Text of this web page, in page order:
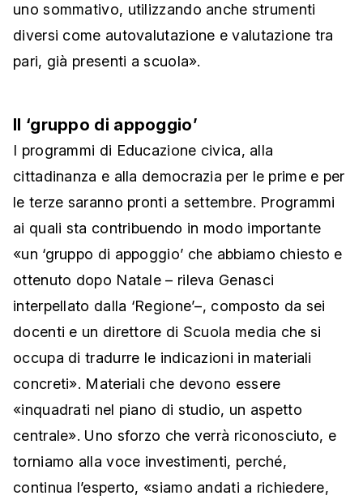
uno sommativo, utilizzando anche strumenti
diversi come autovalutazione e valutazione tra
pari, già presenti a scuola».
Il ‘gruppo di appoggio’
I programmi di Educazione civica, alla
cittadinanza e alla democrazia per le prime e per
le terze saranno pronti a settembre. Programmi
ai quali sta contribuendo in modo importante
«un ‘gruppo di appoggio’ che abbiamo chiesto e
ottenuto dopo Natale – rileva Genasci
interpellato dalla ‘Regione’–, composto da sei
docenti e un direttore di Scuola media che si
occupa di tradurre le indicazioni in materiali
concreti». Materiali che devono essere
«inquadrati nel piano di studio, un aspetto
centrale». Uno sforzo che verrà riconosciuto, e
torniamo alla voce investimenti, perché,
continua l’esperto, «siamo andati a richiedere,